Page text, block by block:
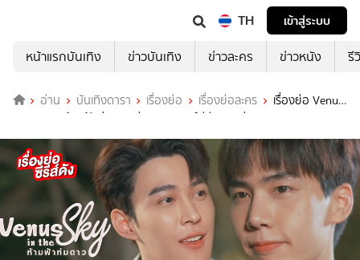
TH
เข้าสู่ระบบ
หน้าแรกบันเทิง
ข่าวบันเทิง ข่าวละคร ข่าวหนัง รี
อ่าน บันเทิงดารา เรื่องย่อ เรื่องย่อละคร
เรื่องย่อ Venus
in the sky ห้ามฟ้าห่มดาว ช่อง อมรินทร์ทีวี (ตอนล่าสุด)